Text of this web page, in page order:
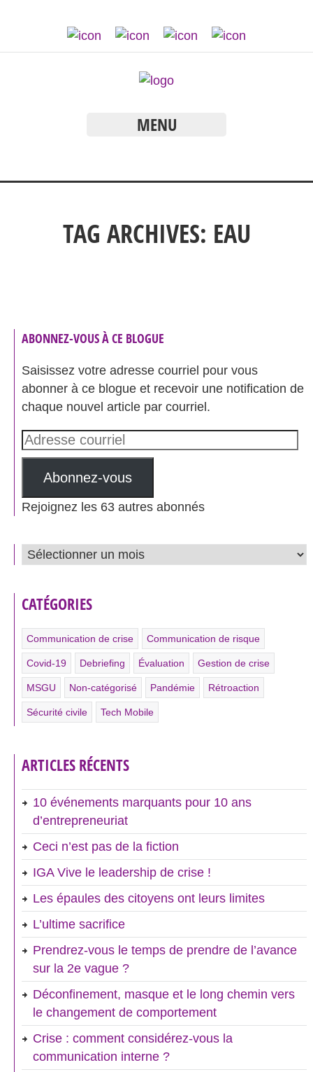
MENU
TAG ARCHIVES: EAU
ABONNEZ-VOUS À CE BLOGUE
Saisissez votre adresse courriel pour vous
abonner à ce blogue et recevoir une notification de
chaque nouvel article par courriel.
Adresse
courriel
Abonnez-vous
Rejoignez les 63 autres abonnés
ARCHIVES
CATÉGORIES
Communication de crise Communication de risque
Covid-19 Debriefing Évaluation Gestion de crise
MSGU Non-catégorisé Pandémie Rétroaction
Sécurité civile Tech Mobile
ARTICLES RÉCENTS
10 événements marquants pour 10 ans
d’entrepreneuriat
Ceci n’est pas de la fiction
IGA Vive le leadership de crise !
Les épaules des citoyens ont leurs limites
L’ultime sacrifice
Prendrez-vous le temps de prendre de l’avance
sur la 2e vague ?
Déconfinement, masque et le long chemin vers
le changement de comportement
Crise : comment considérez-vous la
communication interne ?